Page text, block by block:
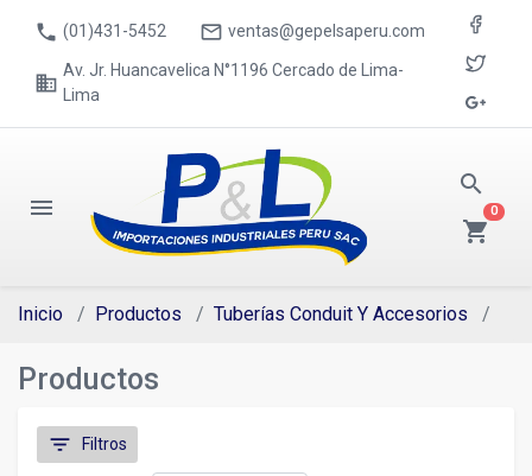
phone (01)431-5452 mail_outline ventas@gepelsaperu.com
business
Av. Jr. Huancavelica N°1196 Cercado de Lima-
Lima
menu
search
shopping_cart
0
Inicio Productos Tuberías Conduit Y Accesorios
Productos
filter_list Filtros